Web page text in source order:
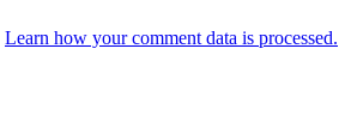
Learn how your comment data is processed.